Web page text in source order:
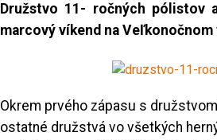
Družstvo 11- ročných pólistov
marcový víkend na
Okrem prvého zápasu s
ostatné družstvá vo všetkých